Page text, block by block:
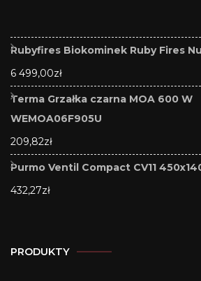
Rubyfires Biokominek Ruby Fires
6 499,00zł
Terma Grzałka czarna MOA 600 W
WEMOA06F905U
209,82zł
Purmo Ventil Compact CV11
432,27zł
PRODUKTY